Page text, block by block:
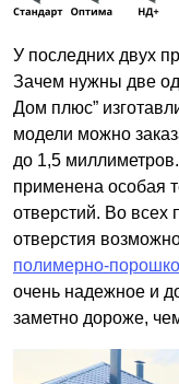
У последних двух
Зачем нужны две
Дом плюс”
модели можно
до 1,5
применена особая
отверстий. Во
отверстия
полимерно-
очень надежное и
заметно дороже,